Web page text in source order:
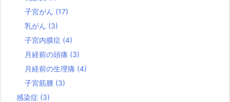
子宮がん (17)
乳がん (3)
子宮内膜症 (4)
月経前の頭痛 (3)
月経前の生理痛 (4)
子宮筋腫 (3)
感染症 (3)